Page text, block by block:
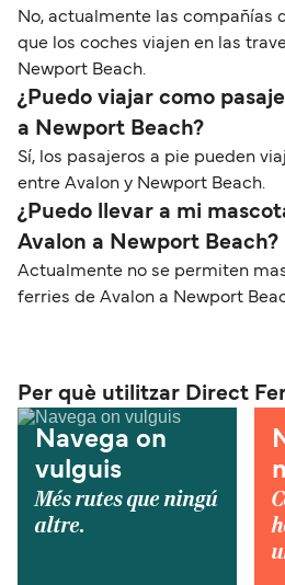
No, actualmente las compañías
que los coches viajen en las
Newport Beach.
¿Puedo viajar como
a Newport Beach?
Sí, los pasajeros a pie pueden
entre Avalon y Newport Beach.
¿Puedo llevar a mi
Avalon a Newport Beach?
Actualmente no se permiten
ferries de Avalon a Newport
Per què utilitzar Direct
Navega on
vulguis
Més rutes que ningú
altre.